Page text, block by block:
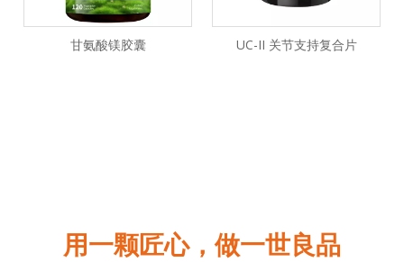
甘氨酸镁胶囊 UC-II 关节支持复合片
用一颗匠心，做一世良品